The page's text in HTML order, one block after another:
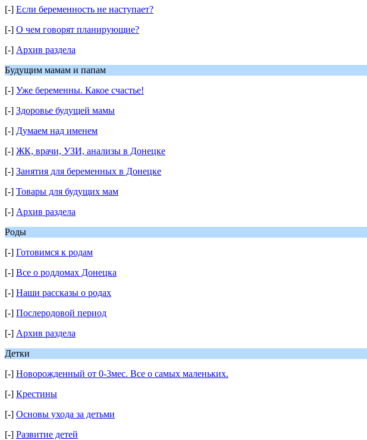
[-] Если беременность не наступает?
[-] О чем говорят планирующие?
[-] Архив раздела
Будущим мамам и папам
[-] Уже беременны. Какое счастье!
[-] Здоровье будущей мамы
[-] Думаем над именем
[-] ЖК, врачи, УЗИ, анализы в Донецке
[-] Занятия для беременных в Донецке
[-] Товары для будущих мам
[-] Архив раздела
Роды
[-] Готовимся к родам
[-] Все о роддомах Донецка
[-] Наши рассказы о родах
[-] Послеродовой период
[-] Архив раздела
Детки
[-] Новорожденный от 0-3мес. Все о самых маленьких.
[-] Крестины
[-] Основы ухода за детьми
[-] Развитие детей